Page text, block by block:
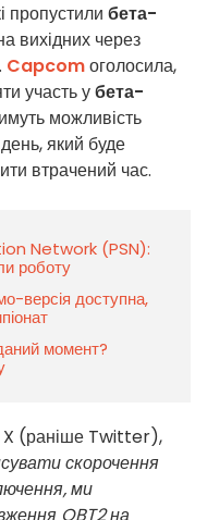
пропустили бета-
вихідних через
Capcomоголосила,
участь убета-
можливість
який буде
втрачений час.
Network (PSN):
роботу
версія доступна,
момент?
X (раніше Twitter),
скорочення
ми